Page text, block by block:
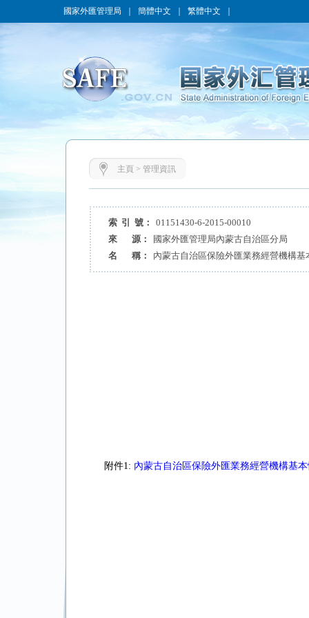
國家外匯管理局 簡體中文 繁體中文
主頁 > 管理資訊
索 引 號：
01151430-6-2015-00010
來 源：
國家外匯管理局內蒙古自治區分局
名 稱：
內蒙古自治區保險外匯業務經營機構基
附件1: 內蒙古自治區保險外匯業務經營機構基